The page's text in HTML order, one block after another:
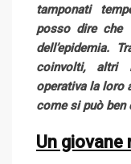
tamponati
posso dire che
dell’epidemia.
coinvolti, altri
operativa la loro
come si può ben
Un